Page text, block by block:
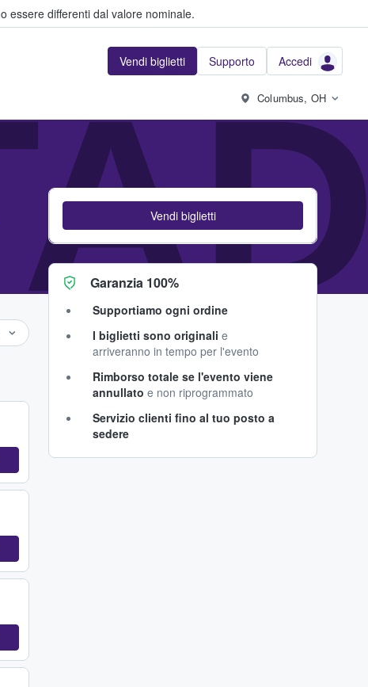
essere differenti dal valore nominale.
Vendi biglietti Supporto Accedi
Columbus, OH
Vendi biglietti
Garanzia 100%
Supportiamo ogni ordine
I biglietti sono originali e
arriveranno in tempo per l'evento
Rimborso totale se l'evento viene
annullato e non riprogrammato
Servizio clienti fino al tuo posto a
sedere